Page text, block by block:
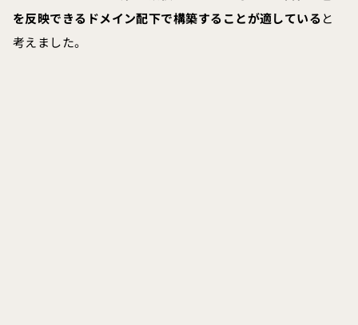
を反映できるドメイン配下で構築することが適していると
考えました。